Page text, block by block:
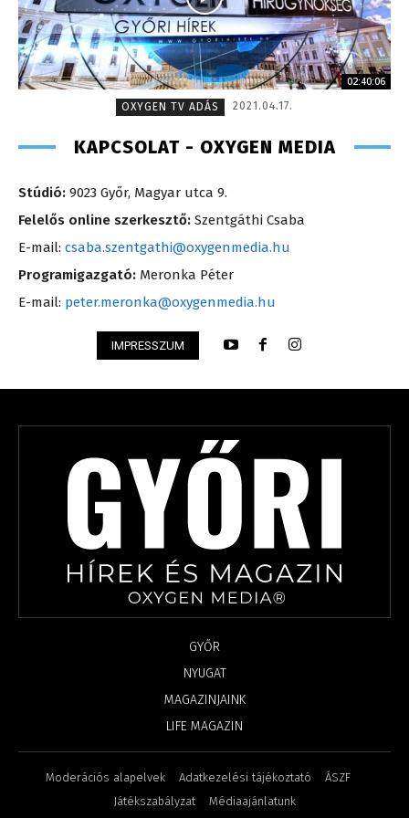
02:40:06
OXYGEN TV ADÁS
2021.04.17.
KAPCSOLAT - OXYGEN MEDIA
Stúdió: 9023 Győr, Magyar utca 9.
Felelős online szerkesztő: Szentgáthi Csaba
E-mail: csaba.szentgathi@oxygenmedia.hu
Programigazgató: Meronka Péter
E-mail: peter.meronka@oxygenmedia.hu
IMPRESSZUM
GYŐR
NYUGAT
MAGAZINJAINK
LIFE MAGAZIN
Moderációs alapelvek Adatkezelési tájékoztató
ÁSZF
Játékszabályzat
Médiaajánlatunk